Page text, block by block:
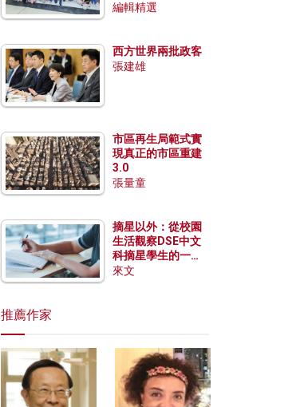
編輯精選
西方世界兩批政客
張建雄
市區再生局範式實
現真正的市區重建
3.0
張量童
摘星以外：從校園
生活觀察DSE中文
科摘星學生的一點
特質
來文
推薦作家